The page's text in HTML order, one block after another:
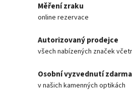
Měření zraku
online rezervace
Autorizovaný prodejce
všech nabízených značek
Osobní vyzvednutí zdarma
v našich kamenných optikách